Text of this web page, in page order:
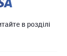
в розділі